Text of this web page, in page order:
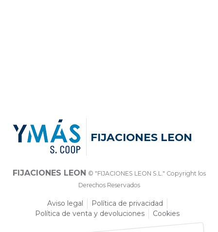
FIJACIONES LEON
FIJACIONES LEON © "FIJACIONES LEON S.L." Copyright los
Derechos Reservados
Aviso legal
Política de privacidad
Política de venta y devoluciones
Cookies